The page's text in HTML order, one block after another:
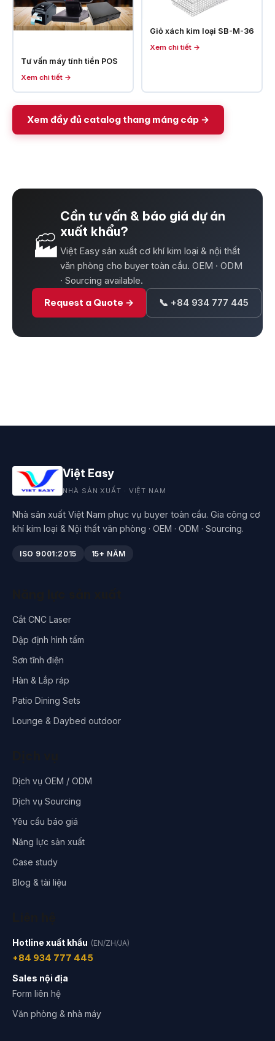
Tư vấn máy tính tiền POS
Xem chi tiết →
Giỏ xách kim loại SB-M-36
Xem chi tiết →
Xem đầy đủ catalog thang máng cáp →
🏭
Cần tư vấn & báo giá dự án
xuất khẩu?
Việt Easy sản xuất cơ khí kim loại & nội thất
văn phòng cho buyer toàn cầu. OEM · ODM
· Sourcing available.
Request a Quote →
📞 +84 934 777 445
Việt Easy
NHÀ SẢN XUẤT · VIỆT NAM
Nhà sản xuất Việt Nam phục vụ buyer toàn cầu. Gia công cơ
khí kim loại & Nội thất văn phòng · OEM · ODM · Sourcing.
ISO 9001:2015 15+ NĂM
Cắt CNC Laser
Dập định hình tấm
Sơn tĩnh điện
Hàn & Lắp ráp
Patio Dining Sets
Lounge & Daybed outdoor
Dịch vụ OEM / ODM
Dịch vụ Sourcing
Yêu cầu báo giá
Năng lực sản xuất
Case study
Blog & tài liệu
Hotline xuất khẩu (EN/ZH/JA)
+84 934 777 445
Sales nội địa
Form liên hệ
Văn phòng & nhà máy